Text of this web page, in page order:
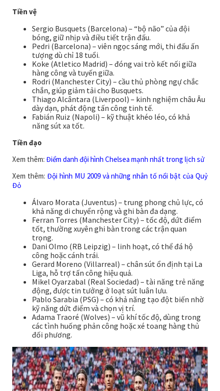
Tiền vệ
Sergio Busquets (Barcelona) – “bộ não” của đội
bóng, giữ nhịp và điều tiết trận đấu.
Pedri (Barcelona) – viên ngọc sáng mới, thi đấu ấn
tượng dù chỉ 18 tuổi.
Koke (Atletico Madrid) – đóng vai trò kết nối giữa
hàng công và tuyến giữa.
Rodri (Manchester City) – cầu thủ phòng ngự chắc
chắn, giúp giảm tải cho Busquets.
Thiago Alcântara (Liverpool) – kinh nghiệm châu Âu
dày dạn, phát động tấn công tinh tế.
Fabián Ruiz (Napoli) – kỹ thuật khéo léo, có khả
năng sút xa tốt.
Tiền đạo
Xem thêm: Điểm danh đội hình Chelsea mạnh nhất trong lịch sử
Xem thêm: Đội hình MU 2009 và những nhân tố nổi bật của Quỷ
Đỏ
Álvaro Morata (Juventus) – trung phong chủ lực, có
khả năng di chuyển rộng và ghi bàn đa dạng.
Ferran Torres (Manchester City) – tốc độ, dứt điểm
tốt, thường xuyên ghi bàn trong các trận quan
trọng.
Dani Olmo (RB Leipzig) – linh hoạt, có thể đá hộ
công hoặc cánh trái.
Gerard Moreno (Villarreal) – chân sút ổn định tại La
Liga, hỗ trợ tấn công hiệu quả.
Mikel Oyarzabal (Real Sociedad) – tài năng trẻ năng
động, được tin tưởng ở loạt sút luân lưu.
Pablo Sarabia (PSG) – có khả năng tạo đột biến nhờ
kỹ năng dứt điểm và chọn vị trí.
Adama Traoré (Wolves) – vũ khí tốc độ, dùng trong
các tình huống phản công hoặc xé toang hàng thủ
đối phương.